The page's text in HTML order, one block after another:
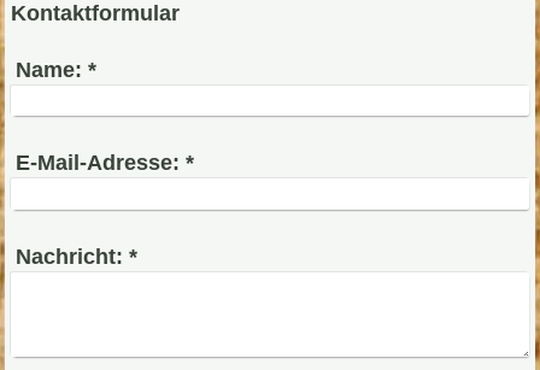
Kontaktformular
Name: *
E-Mail-Adresse: *
Nachricht: *